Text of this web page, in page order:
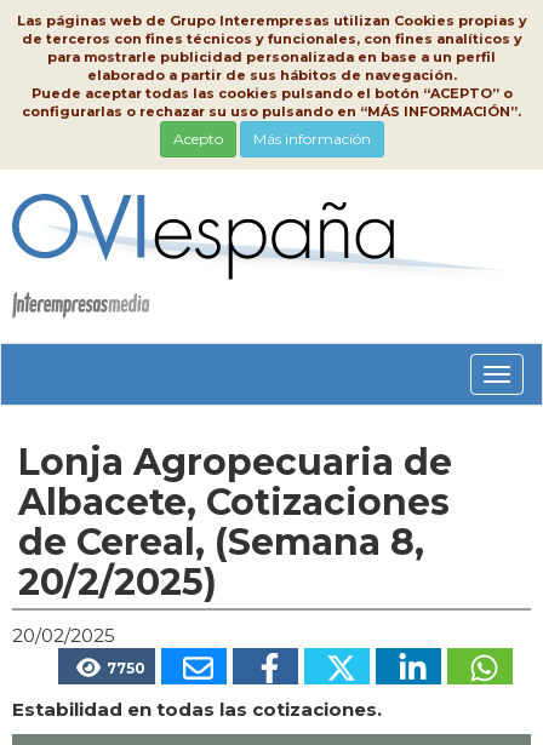
Las páginas web de Grupo Interempresas utilizan Cookies propias y
de terceros con fines técnicos y funcionales, con fines analíticos y
para mostrarle publicidad personalizada en base a un perfil
elaborado a partir de sus hábitos de navegación.
Puede aceptar todas las cookies pulsando el botón “ACEPTO” o
configurarlas o rechazar su uso pulsando en “MÁS INFORMACIÓN”.
Acepto Más información
Lonja Agropecuaria de
Albacete, Cotizaciones
de Cereal, (Semana 8,
20/2/2025)
20/02/2025
7750
Estabilidad en todas las cotizaciones.